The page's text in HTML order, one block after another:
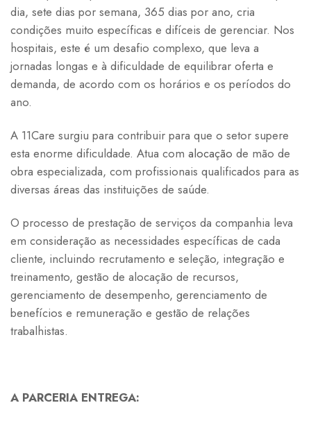
dia, sete dias por semana, 365 dias por ano, cria
condições muito específicas e difíceis de gerenciar. Nos
hospitais, este é um desafio complexo, que leva a
jornadas longas e à dificuldade de equilibrar oferta e
demanda, de acordo com os horários e os períodos do
ano.
A 11Care surgiu para contribuir para que o setor supere
esta enorme dificuldade. Atua com alocação de mão de
obra especializada, com profissionais qualificados para as
diversas áreas das instituições de saúde.
O processo de prestação de serviços da companhia leva
em consideração as necessidades específicas de cada
cliente, incluindo recrutamento e seleção, integração e
treinamento, gestão de alocação de recursos,
gerenciamento de desempenho, gerenciamento de
benefícios e remuneração e gestão de relações
trabalhistas.
A PARCERIA ENTREGA: